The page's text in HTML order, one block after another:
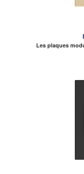
Les plaques